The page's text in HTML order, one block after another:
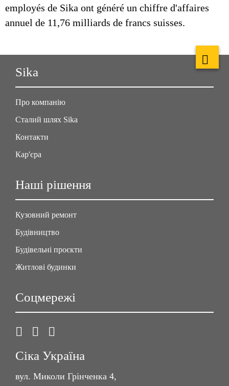
employés de Sika ont généré un chiffre d'affaires
annuel de 11,76 milliards de francs suisses.
Sika
Про компанію
Сталий шлях Sika
Контакти
Кар'єра
Наші рішення
Кузовний ремонт
Будівництво
Будівельні проєкти
Житлові будинки
Соцмережі
Сіка Україна
вул. Миколи Грінченка 4,